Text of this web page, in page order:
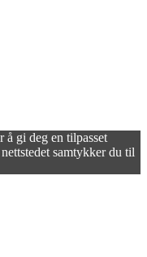
gi deg en tilpasset
samtykker du til